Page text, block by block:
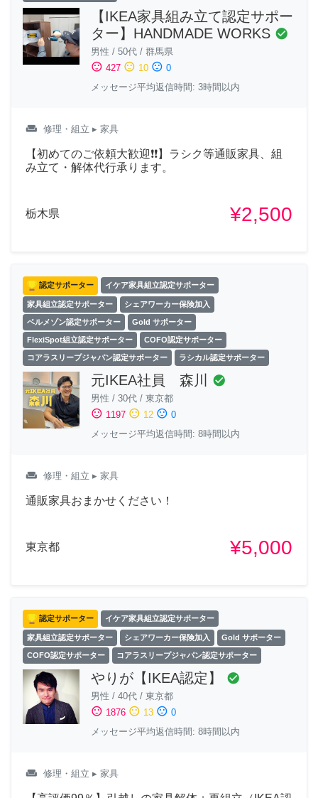
【IKEA家具組み立て認定サポー
ター】HANDMADE WORKS check_circle
男性 / 50代 / 群馬県
sentiment_satisfied 427 sentiment_neutral 10 sentiment_dissatisfied 0
メッセージ平均返信時間: 3時間以内
weekend 修理・組立 ▸ 家具
【初めてのご依頼大歓迎❗❗】ラシク等通販家具、組
み立て・解体代行承ります。
栃木県 ¥2,500
認定サポーター イケア家具組立認定サポーター
家具組立認定サポーター シェアワーカー保険加入
ベルメゾン認定サポーター Gold サポーター
FlexiSpot組立認定サポーター COFO認定サポーター
コアラスリープジャパン認定サポーター ラシカル認定サポーター
元IKEA社員 森川 check_circle
男性 / 30代 / 東京都
sentiment_satisfied 1197 sentiment_neutral 12 sentiment_dissatisfied 0
メッセージ平均返信時間: 8時間以内
weekend 修理・組立 ▸ 家具
通販家具おまかせください！
東京都 ¥5,000
認定サポーター イケア家具組立認定サポーター
家具組立認定サポーター シェアワーカー保険加入 Gold サポーター
COFO認定サポーター コアラスリープジャパン認定サポーター
やりが【IKEA認定】 check_circle
男性 / 40代 / 東京都
sentiment_satisfied 1876 sentiment_neutral 13 sentiment_dissatisfied 0
メッセージ平均返信時間: 8時間以内
weekend 修理・組立 ▸ 家具